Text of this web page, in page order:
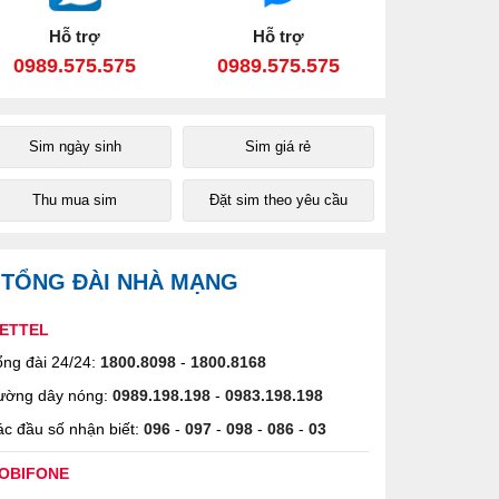
Hỗ trợ
0989.575.575
Hỗ trợ
0989.575.575
Sim ngày sinh Sim giá rẻ
Thu mua sim Đặt sim theo yêu cầu
TỔNG ĐÀI NHÀ MẠNG
đài 24/24: 1800.8098 - 1800.8168
dây nóng: 0989.198.198 - 0983.198.198
đầu số nhận biết: 096 - 097 - 098 - 086 - 03